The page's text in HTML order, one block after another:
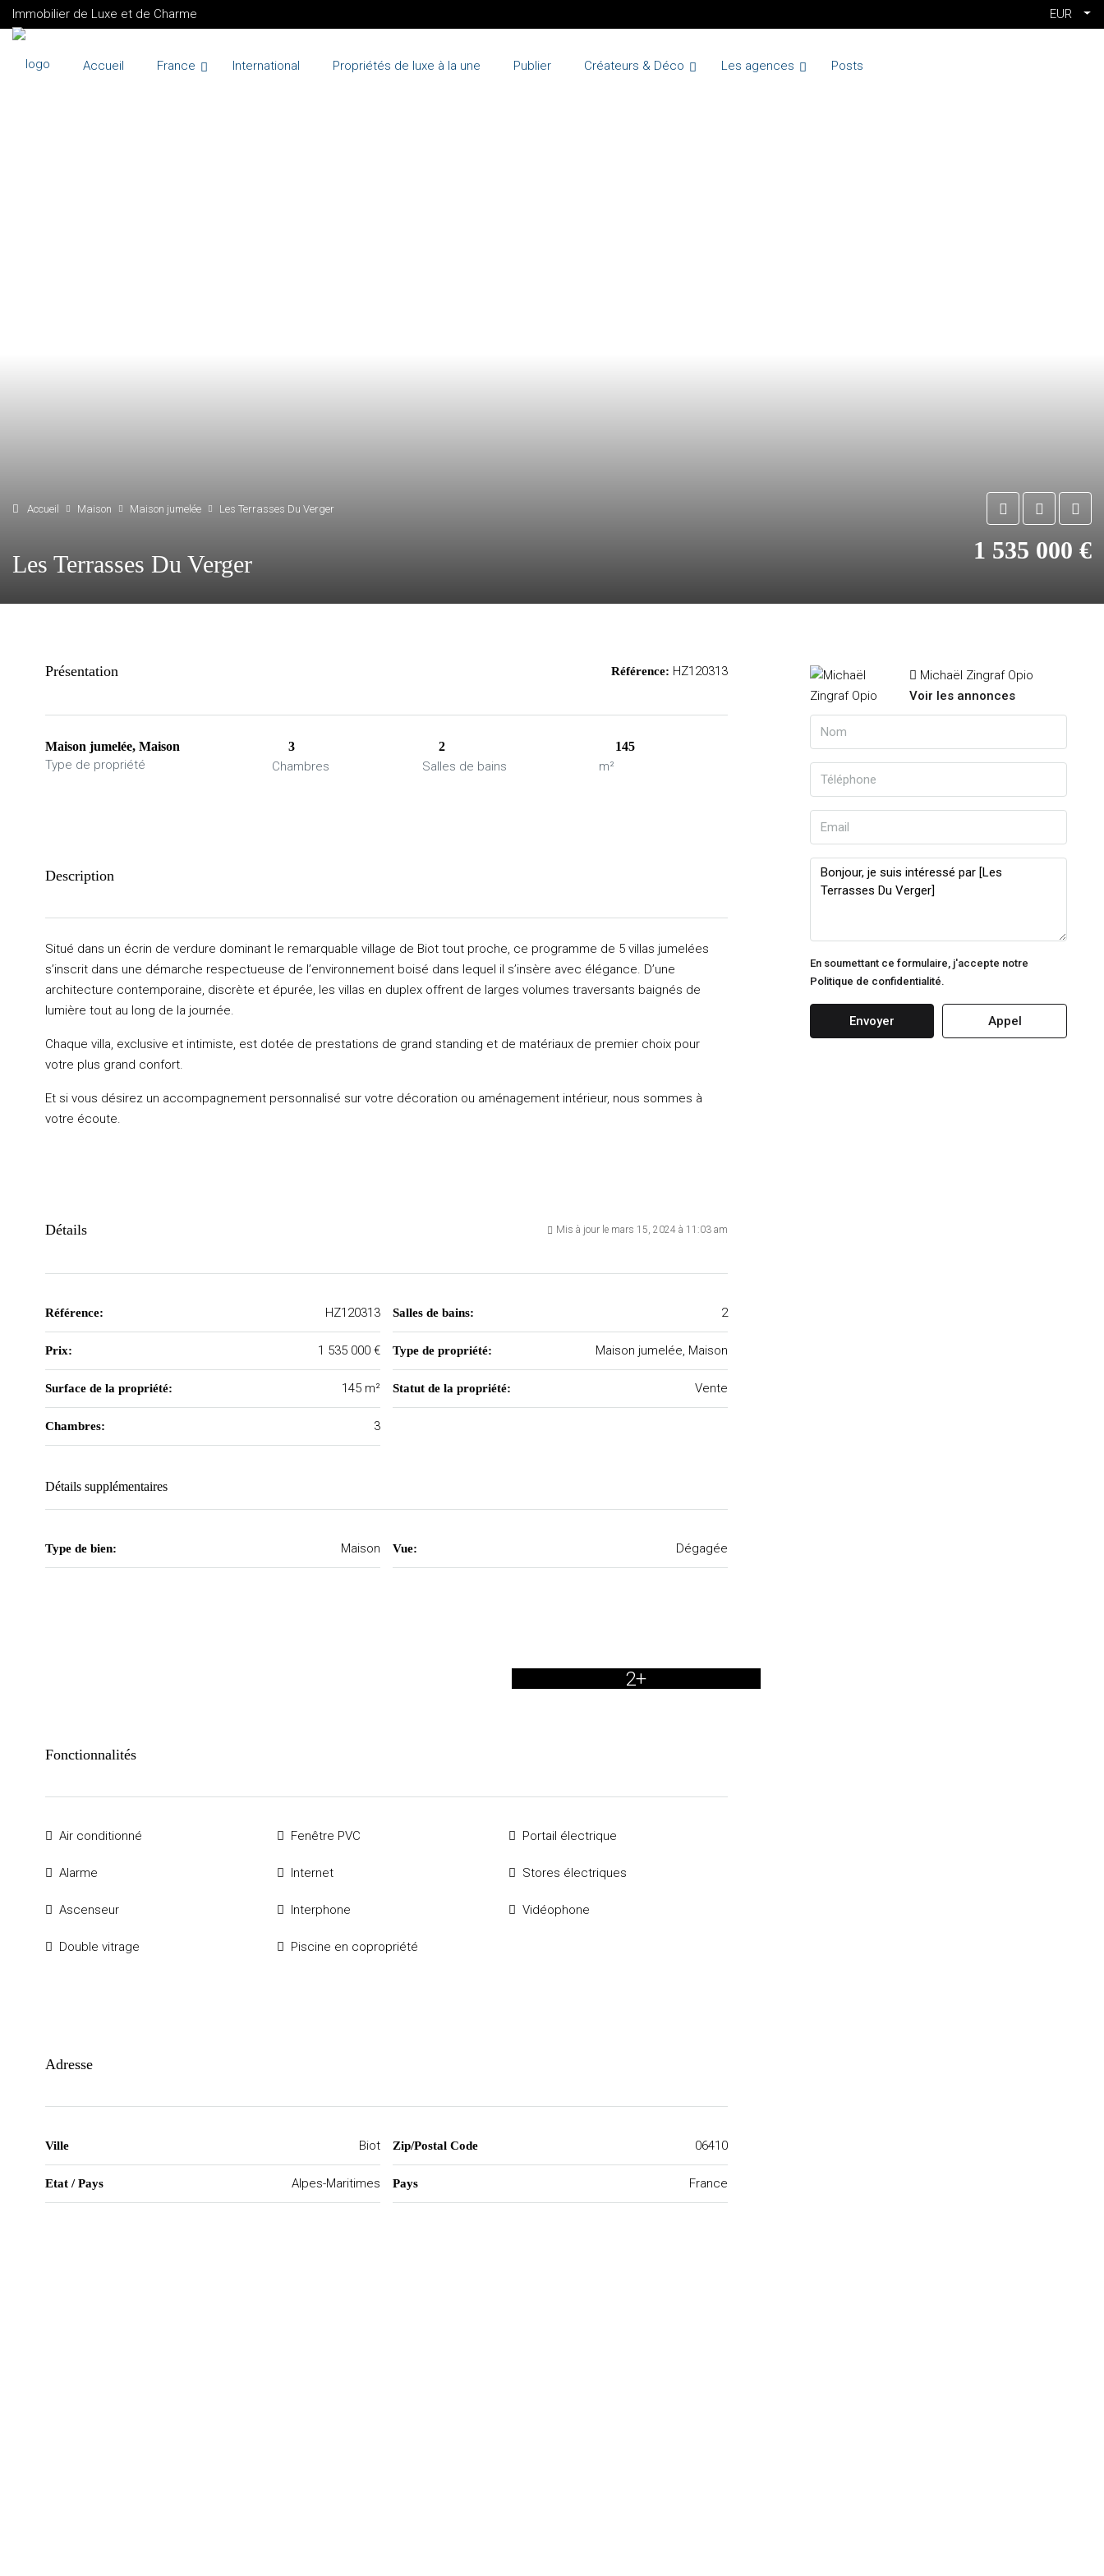
Immobilier de Luxe et de Charme EUR
Accueil France International Propriétés de luxe à la une Publier Créateurs & Déco Les agences Posts
Accueil Maison Maison jumelée Les Terrasses Du Verger
Les Terrasses Du Verger
1 535 000 €
Présentation Référence: HZ120313
Maison jumelée, Maison
Type de propriété
3
Chambres
2
Salles de bains
145
m²
Description
Situé dans un écrin de verdure dominant le remarquable village de Biot tout proche, ce programme de 5 villas jumelées
s’inscrit dans une démarche respectueuse de l’environnement boisé dans lequel il s’insère avec élégance. D’une
architecture contemporaine, discrète et épurée, les villas en duplex offrent de larges volumes traversants baignés de
lumière tout au long de la journée.
Chaque villa, exclusive et intimiste, est dotée de prestations de grand standing et de matériaux de premier choix pour
votre plus grand confort.
Et si vous désirez un accompagnement personnalisé sur votre décoration ou aménagement intérieur, nous sommes à
votre écoute.
Détails Mis à jour le mars 15, 2024 à 11:03 am
Référence: HZ120313
Prix: 1 535 000 €
Surface de la propriété: 145 m²
Chambres: 3
Salles de bains: 2
Type de propriété: Maison jumelée, Maison
Statut de la propriété: Vente
Détails supplémentaires
Type de bien: Maison Vue: Dégagée
2+
Fonctionnalités
Air conditionné
Alarme
Ascenseur
Double vitrage
Fenêtre PVC
Internet
Interphone
Piscine en copropriété
Portail électrique
Stores électriques
Vidéophone
Adresse
Ville Biot
Etat / Pays Alpes-Maritimes
Zip/Postal Code 06410
Pays France
Michaël Zingraf Opio
Voir les annonces
En soumettant ce formulaire, j'accepte notre
Politique de confidentialité.
Envoyer Appel